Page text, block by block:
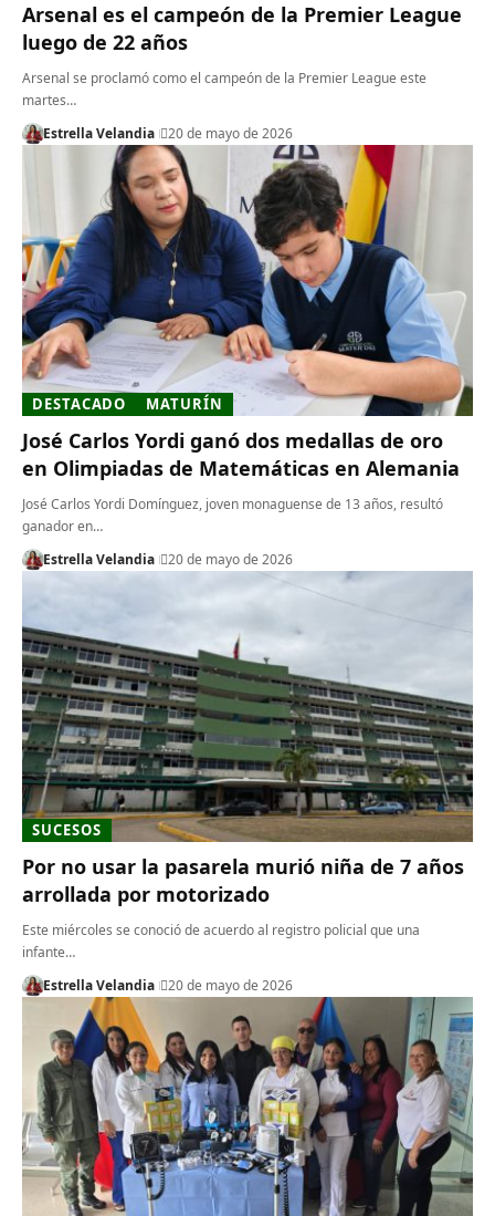
Arsenal es el campeón de la Premier League
luego de 22 años
Arsenal se proclamó como el campeón de la Premier League este
martes…
Estrella Velandia
20 de mayo de 2026
DESTACADO MATURÍN
José Carlos Yordi ganó dos medallas de oro
en Olimpiadas de Matemáticas en Alemania
José Carlos Yordi Domínguez, joven monaguense de 13 años, resultó
ganador en…
Estrella Velandia
20 de mayo de 2026
SUCESOS
Por no usar la pasarela murió niña de 7 años
arrollada por motorizado
Este miércoles se conoció de acuerdo al registro policial que una
infante…
Estrella Velandia
20 de mayo de 2026